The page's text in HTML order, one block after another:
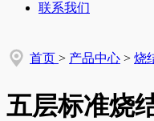
联系我们
首页 > 产品中心 > 烧
五层标准烧